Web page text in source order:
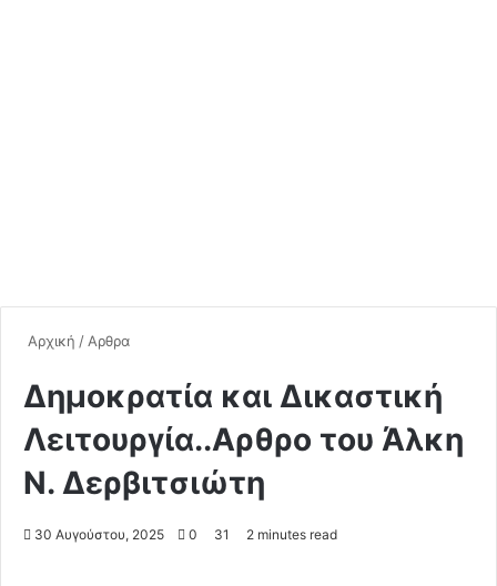
Αρχική / Αρθρα
Δημοκρατία και Δικαστική
Λειτουργία..Αρθρο του Άλκη
Ν. Δερβιτσιώτη
30 Αυγούστου, 2025 0 31 2 minutes read